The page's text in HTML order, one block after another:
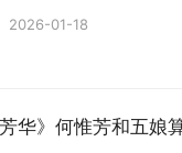
2026-01-18
芳华》何惟芳和五娘